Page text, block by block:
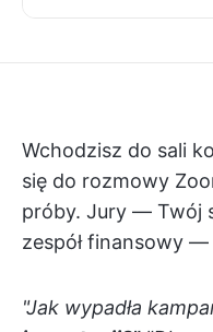
Wchodzisz do sali
się do rozmowy
próby. Jury — Twój
zespół finansowy —
"Jak wypadła